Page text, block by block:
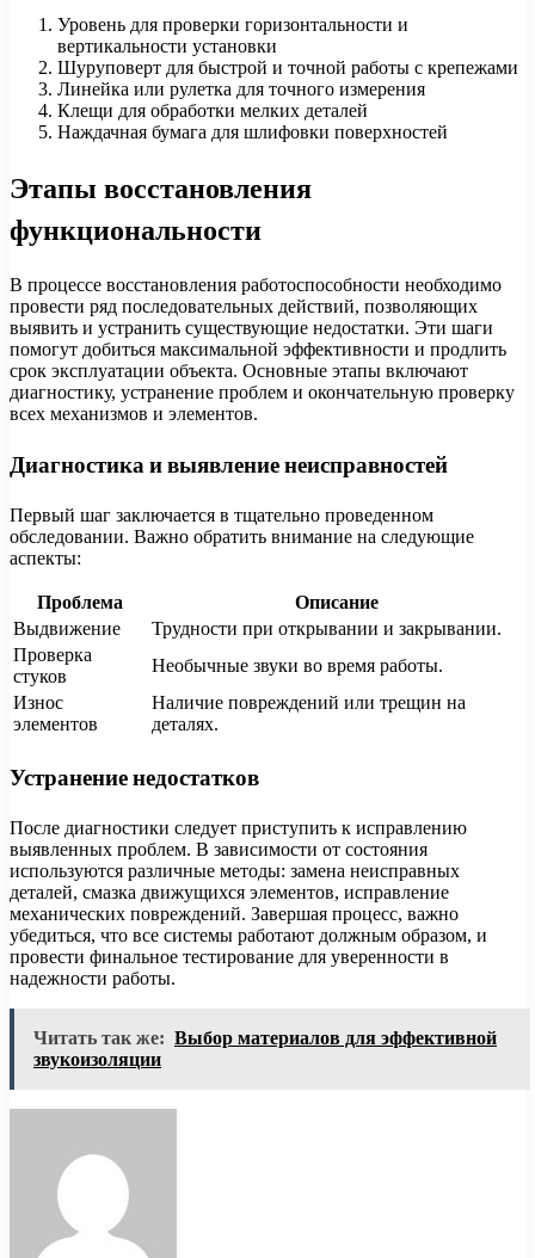
Уровень для проверки горизонтальности и
вертикальности установки
Шуруповерт для быстрой и точной работы с крепежами
Линейка или рулетка для точного измерения
Клещи для обработки мелких деталей
Наждачная бумага для шлифовки поверхностей
Этапы восстановления
функциональности
В процессе восстановления работоспособности необходимо
провести ряд последовательных действий, позволяющих
выявить и устранить существующие недостатки. Эти шаги
помогут добиться максимальной эффективности и продлить
срок эксплуатации объекта. Основные этапы включают
диагностику, устранение проблем и окончательную проверку
всех механизмов и элементов.
Диагностика и выявление неисправностей
Первый шаг заключается в тщательно проведенном
обследовании. Важно обратить внимание на следующие
аспекты:
Проблема
Описание
Выдвижение
Трудности при открывании и закрывании.
Проверка
стуков
Необычные звуки во время работы.
Износ
элементов
Наличие повреждений или трещин на
деталях.
Устранение недостатков
После диагностики следует приступить к исправлению
выявленных проблем. В зависимости от состояния
используются различные методы: замена неисправных
деталей, смазка движущихся элементов, исправление
механических повреждений. Завершая процесс, важно
убедиться, что все системы работают должным образом, и
провести финальное тестирование для уверенности в
надежности работы.
Читать так же: Выбор материалов для эффективной
звукоизоляции